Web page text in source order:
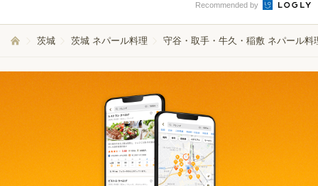
Recommended by
茨城 茨城 ネパール料理 守谷・取手・牛久・稲敷 ネパール料